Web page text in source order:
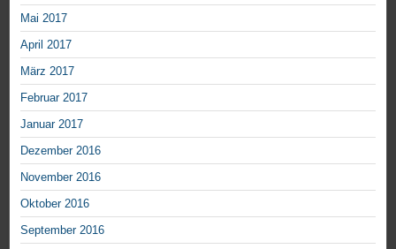
Mai 2017
April 2017
März 2017
Februar 2017
Januar 2017
Dezember 2016
November 2016
Oktober 2016
September 2016